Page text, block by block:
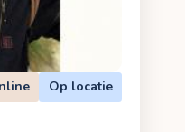
Op locatie